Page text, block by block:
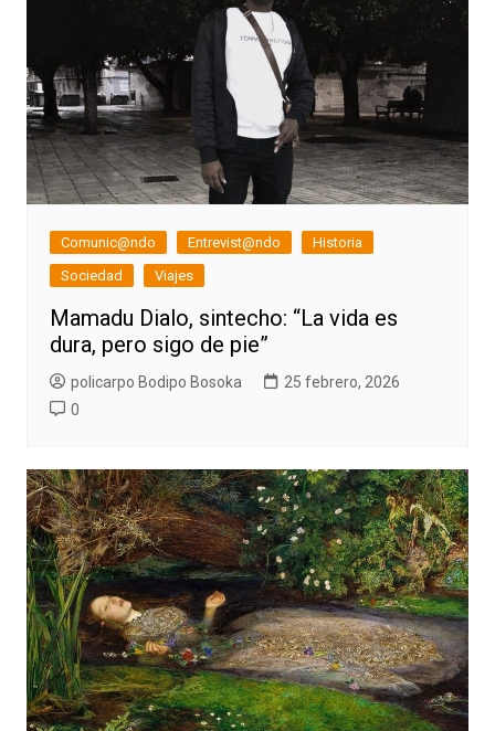
Comunic@ndo Entrevist@ndo
Historia
Sociedad
Viajes
Mamadu Dialo, sintecho: “La vida es
dura, pero sigo de pie”
policarpo Bodipo Bosoka
25 febrero, 2026
0